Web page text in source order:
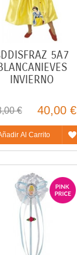
5A7
INVIERNO
€ 40,00 €
Al Carrito